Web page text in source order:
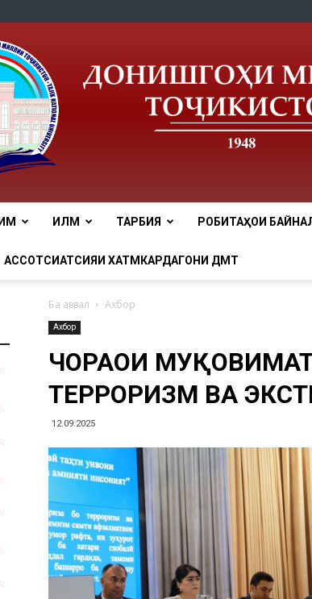
tnu
ИЛМ ТАРБИЯ РОБИТАҲОИ
АССОТСИАТСИЯИ ХАТМКАРДАГОНИ ДМТ
Ба аввал Ахбор
Ахбор
ЧОРАҲОИ
ТЕРРОРИЗМ ВА
12.09.2025